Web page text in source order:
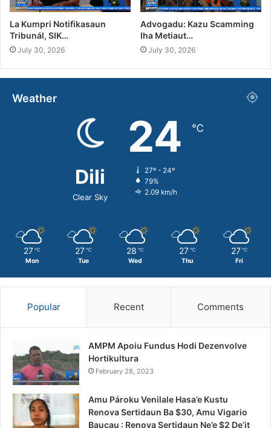
La Kumpri Notifikasaun
Tribunál, SIK…
July 30, 2026
Advogadu: Kazu Scamming
Iha Metiaut…
July 30, 2026
Weather
Dili
Clear Sky
24 ℃
27º - 24º
79%
2.09 km/h
27 ℃
Mon
27 ℃
Tue
28 ℃
Wed
27 ℃
Thu
27 ℃
Fri
Popular Recent Comments
AMPM Apoiu Fundus Hodi Dezenvolve
Hortikultura
February 28, 2023
Amu Pároku Venilale Hasa’e Kustu
Renova Sertidaun Ba $30, Amu Vigario
Baucau : Renova Sertidaun Ne’e $2 De’it